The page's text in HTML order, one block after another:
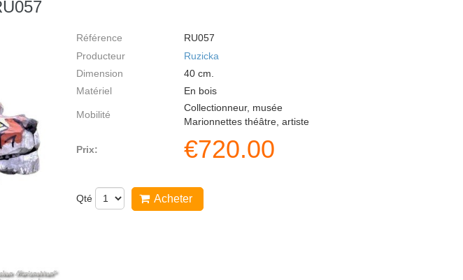
Référence
RU057
Producteur
Ruzicka
Dimension
40 cm.
Matériel
En bois
Mobilité
Collectionneur, musée
Marionnettes théâtre, artiste
Prix: €720.00
Qté Acheter